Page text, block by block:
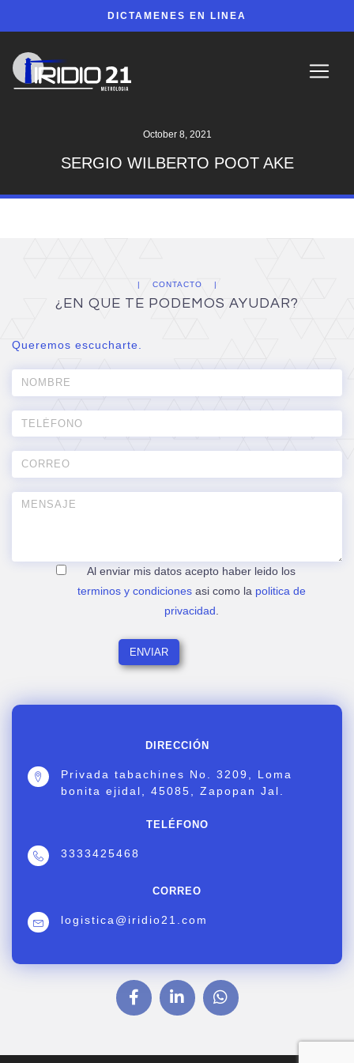
DICTAMENES EN LINEA
October 8, 2021
SERGIO WILBERTO POOT AKE
DIRECCIÓN
Privada tabachines No. 3209, Loma
bonita ejidal, 45085, Zapopan Jal.
TELÉFONO
3333425468
CORREO
logistica@iridio21.com
CONTACTO
¿EN QUE TE PODEMOS AYUDAR?
Queremos escucharte.
Al enviar mis datos acepto haber leido los
terminos y condicionesasi como la politica de
privacidad